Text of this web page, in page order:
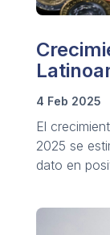
4 Feb 2025
El
2025 se
dato en